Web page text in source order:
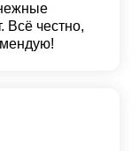
Всё честно,